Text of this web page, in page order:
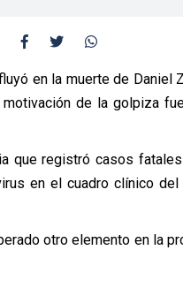
en la muerte de Daniel
de la golpiza
que registró casos
en el cuadro clínico del
otro elemento en la